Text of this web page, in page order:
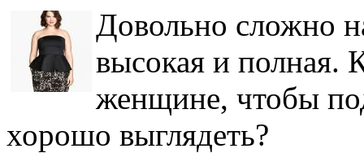
Довольно сложно
высокая и полная.
женщине, чтобы
хорошо выглядеть?